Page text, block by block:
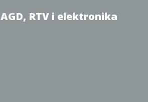
AGD, RTV i elektronika